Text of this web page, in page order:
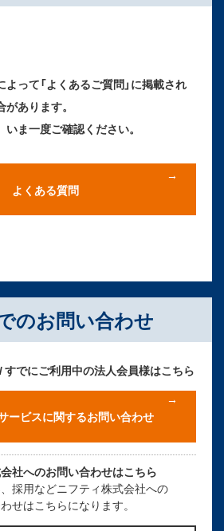
って「よくあるご質問」に掲載され
あります。
ま一度ご確認ください。
よくある質問
のお問い合わせ
すでにご利用中の法人会員様はこちら
ービスに関するお問い合わせ
社へのお問い合わせはこちら
採用などニフティ株式会社への
せはこちらになります。